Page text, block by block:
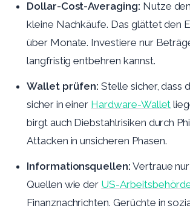
Dollar-Cost-Averaging: Nutze
kleine Nachkäufe. Das glättet den
über Monate. Investiere nur
langfristig entbehren kannst.
Wallet prüfen: Stelle sicher, dass
sicher in einer Hardware-Wallet
birgt auch Diebstahlrisiken durch
Attacken in unsicheren Phasen.
Informationsquellen: Vertraue
Quellen wie der US-
Finanznachrichten. Gerüchte in